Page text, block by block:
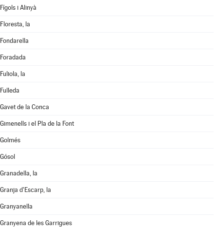
Fígols i Alinyà
Floresta, la
Fondarella
Foradada
Fuliola, la
Fulleda
Gavet de la Conca
Gimenells i el Pla de la Font
Golmés
Gósol
Granadella, la
Granja d'Escarp, la
Granyanella
Granyena de les Garrigues